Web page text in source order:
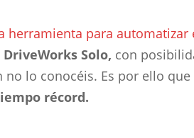
herramienta para automatizar
DriveWorks Solo, con
lo conocéis. Es por ello que
récord.